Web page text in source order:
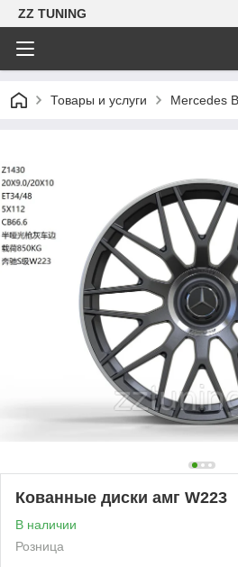
ZZ TUNING
Товары и услуги Mercedes
Кованные диски амг W223
В наличии
Розница